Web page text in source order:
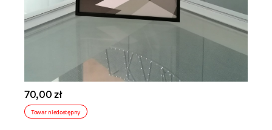
70,00 zł
Towar niedostępny